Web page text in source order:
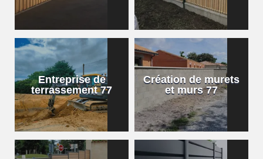
Entreprise de
terrassement 77
Création de murets
et murs 77